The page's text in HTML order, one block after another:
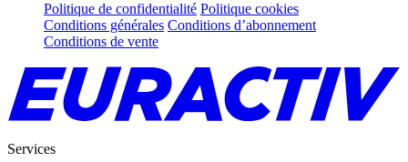
Politique de confidentialité Politique cookies
Conditions générales Conditions d’abonnement
Conditions de vente
Services